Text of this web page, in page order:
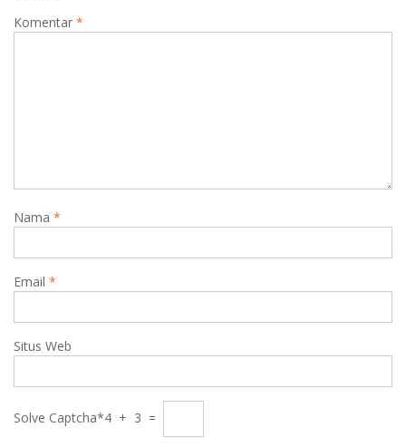
Komentar *
Nama *
Email *
Situs Web
Solve Captcha*4 + 3 =